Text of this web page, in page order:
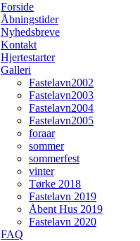
Forside
Åbningstider
Nyhedsbreve
Kontakt
Hjertestarter
Galleri
Fastelavn2002
Fastelavn2003
Fastelavn2004
Fastelavn2005
foraar
sommer
sommerfest
vinter
Tørke 2018
Fastelavn 2019
Åbent Hus 2019
Fastelavn 2020
FAQ